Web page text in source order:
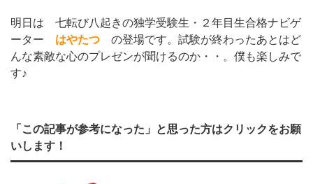
明日は 七転び八起きの独学受験生・２年目生合格ナビゲ
ーター はやたつ の登場です。試験が終わったあとはど
んな素敵な心のプレゼンが聞けるのか・・。僕も楽しみで
す♪
「この記事が参考になった」と思った方はクリックをお願
いします！